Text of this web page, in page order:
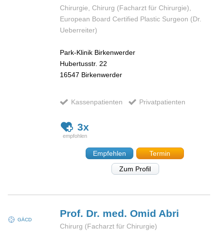
Chirurgie, Chirurg (Facharzt für Chirurgie),
European Board Certified Plastic Surgeon (Dr.
Ueberreiter)
Park-Klinik Birkenwerder
Hubertusstr. 22
16547 Birkenwerder
Kassenpatienten Privatpatienten
3x
Empfehlen
Termin
Zum Profil
GÄCD
Prof. Dr. med. Omid Abri
Chirurg (Facharzt für Chirurgie)